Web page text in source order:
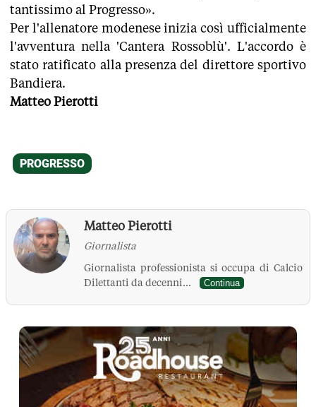
tantissimo al Progresso».
Per l'allenatore modenese inizia così ufficialmente
l'avventura nella 'Cantera Rossoblù'. L'accordo è
stato ratificato alla presenza del direttore sportivo
Bandiera.
Matteo Pierotti
Matteo Pierotti
Giornalista
Giornalista professionista si occupa di Calcio
Dilettanti da decenni...
Continua
La Pressa